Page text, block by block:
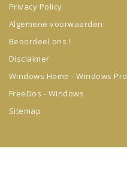
Privacy Policy
Algemene voorwaarden
Beoordeel ons !
Disclaimer
Windows Home - Windows Pro
FreeDos - Windows
Sitemap